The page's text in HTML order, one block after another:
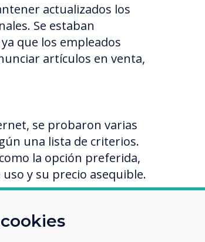
actualizados los
Se estaban
que los empleados
artículos en venta,
se probaron varias
una lista de criterios.
la opción preferida,
y su precio asequible.
de sitio completa